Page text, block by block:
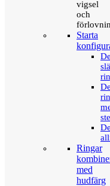
vigsel
och
Starta
Ringar
med
hudfärg